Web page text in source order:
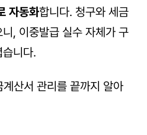
자동화합니다. 청구와 세금
, 이중발급 실수 자체가 구
니다.
산서 관리를 끝까지 알아